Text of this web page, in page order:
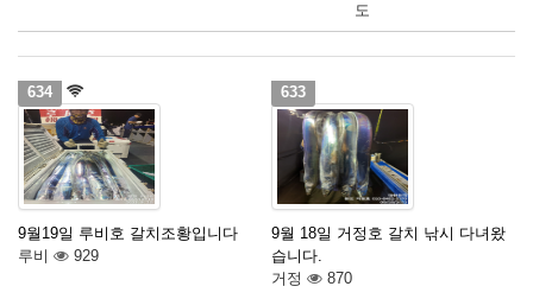
도
634
9월19일 루비호 갈치조황입니다
루비
929
633
9월 18일 거정호 갈치 낚시 다녀왔
습니다.
거정
870